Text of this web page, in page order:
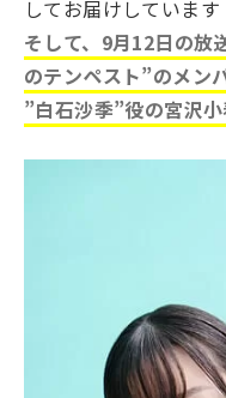
してお届けしています
そして、9月12日の放
のテンペスト”のメン
”白石沙季”役の宮沢